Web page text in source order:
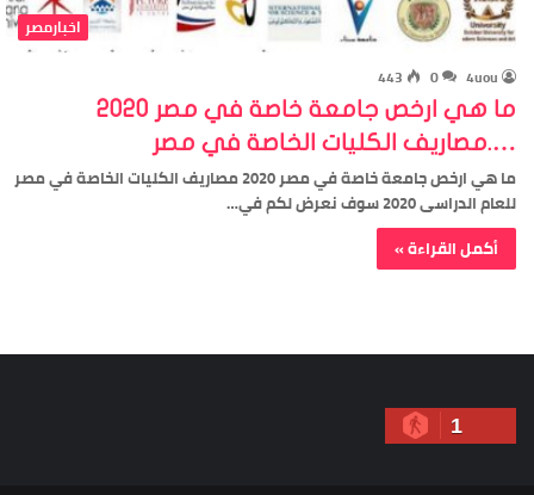
اخبارمصر
4uou
0
443
ما هي ارخص جامعة خاصة في مصر 2020
….مصاريف الكليات الخاصة في مصر
ما هي ارخص جامعة خاصة في مصر 2020 مصاريف الكليات الخاصة في مصر
للعام الدراسى 2020 سوف نعرض لكم في…
أكمل القراءة »
1